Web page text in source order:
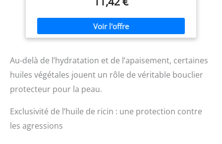
chevelu et laissez reposer
TESTÉE CLINIQUEMENT :
Une formule testée
nouveau-nés. Cette huile
d'amande douce allie
douceur et plaisir, la peau
de votre bébé sera apaisée.
FABRIQUÉ EN FRANCE :
fabriquée en France,
favorisant l'emploi local et
antioxydants...) PRANARÔM,
LA SCIENCE DES HUILES
ESSENTIELLES : Pranarôm
allie son expertise
des plantes afin de
proposer des solutions
ciblées pour maintenir
massez la peau délicatement en faisant des ronds
douceur à votre chevelure
Au-delà de l’hydratation et de l’apaisement, certaines
huiles végétales jouent un rôle de véritable bouclier
protecteur pour la peau.
Exclusivité de l’huile de ricin : une protection contre
les agressions